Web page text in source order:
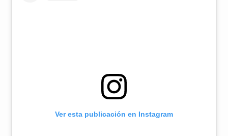
Ver esta publicación en Instagram